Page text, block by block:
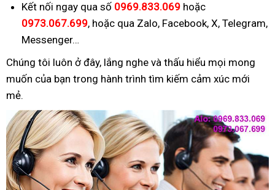
Kết nối ngay qua số 0969.833.069 hoặc
0973.067.699, hoặc qua Zalo, Facebook, X, Telegram,
Messenger…
Chúng tôi luôn ở đây, lắng nghe và thấu hiểu mọi mong
muốn của bạn trong hành trình tìm kiếm cảm xúc mới
mẻ.